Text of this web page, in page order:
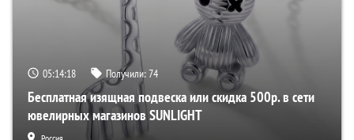
05:14:17 Получили:74
Бесплатная изящная подвеска или скидка 500р. в сети
ювелирных магазинов SUNLIGHT